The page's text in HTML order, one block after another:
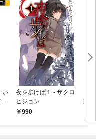
夜を歩けば１ - ザクロ
ビジョン
990
跡